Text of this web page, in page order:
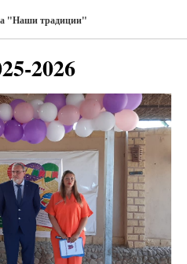
"Наши традиции"
2026